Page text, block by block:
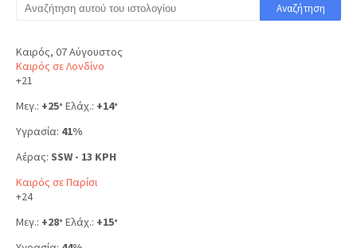
Καιρός, 07 Αύγουστος
Καιρός σε Λονδίνο
+21
Μεγ.: +25° Ελάχ.: +14°
Υγρασία: 41%
Αέρας: SSW - 13 KPH
Καιρός σε Παρίσι
+24
Μεγ.: +28° Ελάχ.: +15°